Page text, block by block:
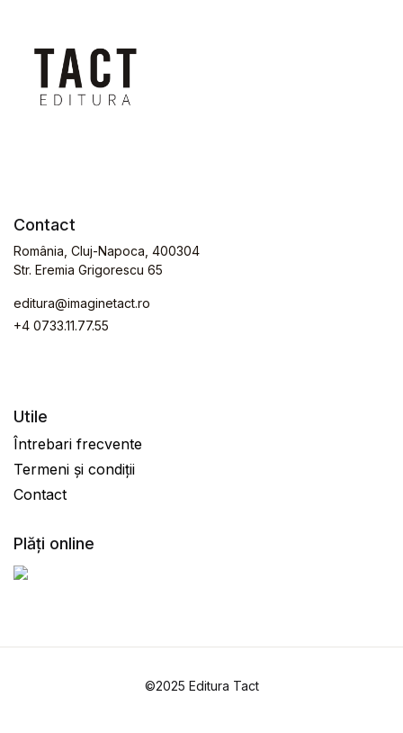
Contact
România, Cluj-Napoca, 400304
Str. Eremia Grigorescu 65
editura@imaginetact.ro
+4 0733.11.77.55
Utile
Întrebari frecvente
Termeni și condiții
Contact
Plăți online
©2025 Editura Tact